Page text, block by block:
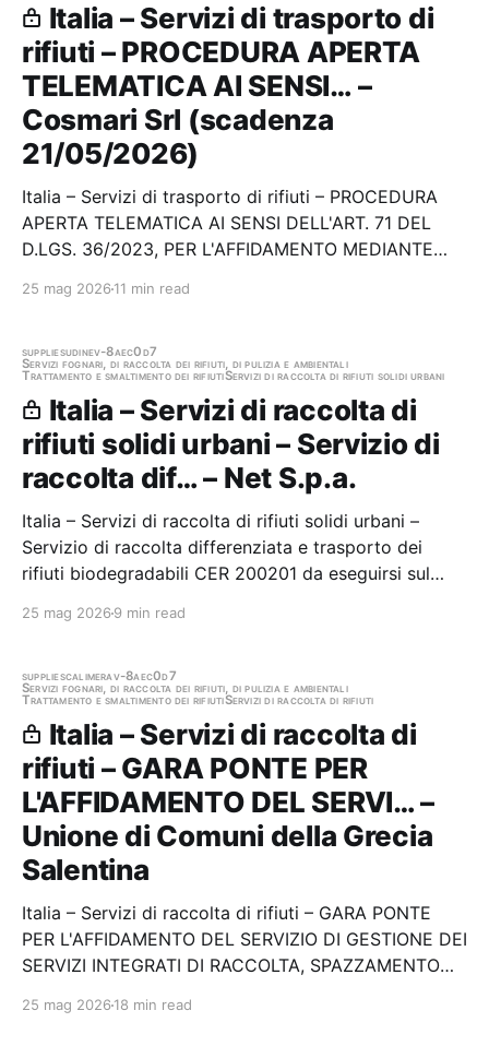
Italia – Servizi di trasporto di
rifiuti – PROCEDURA APERTA
TELEMATICA AI SENSI… –
Cosmari Srl (scadenza
21/05/2026)
Italia – Servizi di trasporto di rifiuti – PROCEDURA
APERTA TELEMATICA AI SENSI DELL'ART. 71 DEL
D.LGS. 36/2023, PER L'AFFIDAMENTO MEDIANTE
ECONOMICO, EX ART. 59, COMMA 3, D.LGS.
(CARICAMENTO), TRASPORTO E TRATTAMENTO…
25 mag 2026 11 min read
suppliesudinev-8aec0d7
Servizi fognari, di raccolta dei rifiuti, di pulizia e ambientali
Trattamento e smaltimento dei rifiutiServizi di raccolta di rifiuti solidi urbani
Italia – Servizi di raccolta di
rifiuti solidi urbani – Servizio di
raccolta dif… – Net S.p.a.
Italia – Servizi di raccolta di rifiuti solidi urbani –
Servizio di raccolta differenziata e trasporto dei
rifiuti biodegradabili CER 200201 da eseguirsi sul
appaltante: Net S.p.a. Gara aggiudicata
25 mag 2026 9 min read
suppliescalimerav-8aec0d7
Servizi fognari, di raccolta dei rifiuti, di pulizia e ambientali
Trattamento e smaltimento dei rifiutiServizi di raccolta di rifiuti
Italia – Servizi di raccolta di
rifiuti – GARA PONTE PER
L'AFFIDAMENTO DEL SERVI… –
Unione di Comuni della Grecia
Salentina
Italia – Servizi di raccolta di rifiuti – GARA PONTE
PER L'AFFIDAMENTO DEL SERVIZIO DI GESTIONE DEI
SERVIZI INTEGRATI DI RACCOLTA, SPAZZAMENTO
RACCOLTA DIFFERENZIATA/SELETTIVA E DEI SERVIZI
25 mag 2026 18 min read